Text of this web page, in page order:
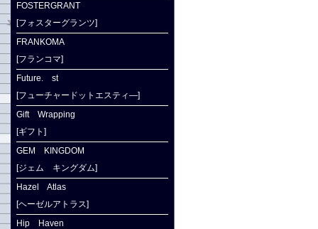
FOSTERGRANT
[フォスターグランツ]
FRANKOMA
[フランコマ]
Future. st
[フューチャードットエスティ―]
Gift Wrapping
[ギフト]
GEM KINGDOM
[ジェム キングダム]
Hazel Atlas
[ヘーゼルアトラス]
Hip Haven